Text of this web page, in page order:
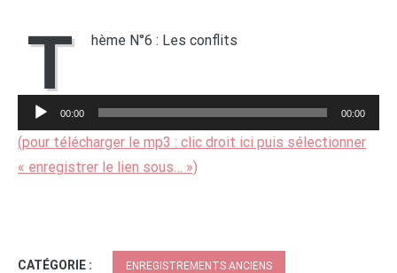
T
hème N°6 : Les conflits
audio
00:00 00:00
(pour télécharger le mp3 : clic droit ici puis sélectionner
« enregistrer le lien sous… »)
CATÉGORIE : ENREGISTREMENTS ANCIENS